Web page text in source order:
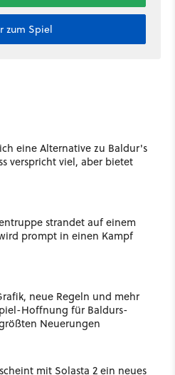
zum Spiel
eine Alternative zu Baldur's
verspricht viel, aber bietet
strandet auf einem
prompt in einen Kampf
neue Regeln und mehr
Hoffnung für Baldurs-
Neuerungen
mit Solasta 2 ein neues